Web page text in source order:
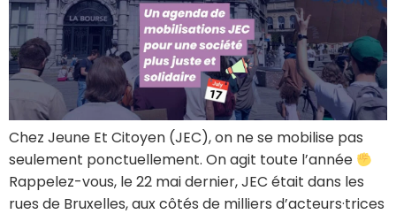
Chez Jeune Et Citoyen (JEC), on ne se mobilise pas
seulement ponctuellement. On agit toute l’année
Rappelez-vous, le 22 mai dernier, JEC était dans les
rues de Bruxelles, aux côtés de milliers d’acteurs·trices